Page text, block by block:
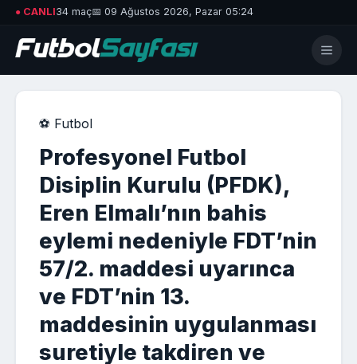
● CANLI34 maç📅 09 Ağustos 2026, Pazar 05:24
⚽ Futbol
Profesyonel Futbol
Disiplin Kurulu (PFDK),
Eren Elmalı’nın bahis
eylemi nedeniyle FDT’nin
57/2. maddesi uyarınca
ve FDT’nin 13.
maddesinin uygulanması
suretiyle takdiren ve